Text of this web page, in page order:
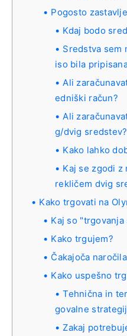
Pogosto
Kdaj bodo
Sredstva sem
iso bila
Ali
edniški račun?
Ali
g/dvig sredstev?
Kako lahko
Kaj se zgodi z
rekličem dvig
Kako trgovati na
Kaj so
Kako trgujem?
Čakajoča naročila
Kako uspešno
Tehnična in
govalne
Zakaj